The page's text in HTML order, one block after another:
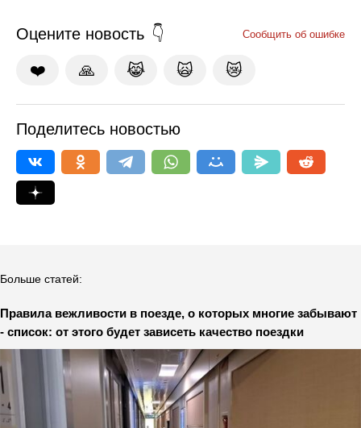
Оцените новость Сообщить об ошибке
❤️ 🙏 😹 🙀 😿
Поделитесь новостью
Больше статей:
Правила вежливости в поезде, о которых многие забывают
- список: от этого будет зависеть качество поездки